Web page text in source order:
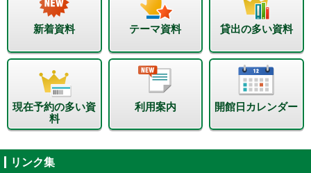
新着資料 テーマ資料 貸出の多い資料
現在予約の多い資
料
利用案内 開館日カレンダー
リンク集